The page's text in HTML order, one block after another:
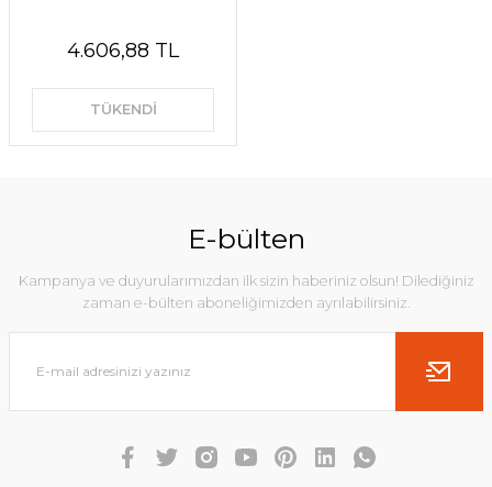
4.606,88 TL
TÜKENDİ
E-bülten
Kampanya ve duyurularımızdan ilk sizin haberiniz olsun! Dilediğiniz
zaman e-bülten aboneliğimizden ayrılabilirsiniz.